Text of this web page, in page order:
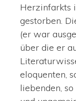
Herzinfarkts
gestorben.
(er war
über die er
eloquenten,
liebenden,